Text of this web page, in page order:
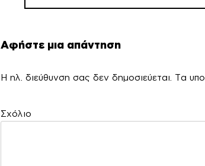
Αφήστε μια απάντηση
Η ηλ. διεύθυνση σας δεν δημοσιεύεται. Τα